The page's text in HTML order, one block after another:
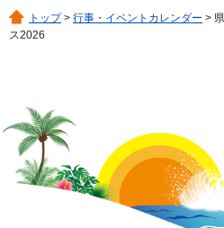
トップ> 行事・イベントカレンダー >
ス2026